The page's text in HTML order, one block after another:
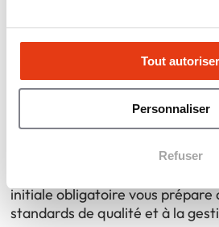
Tout autoriser
Personnaliser
Refuser
La première étape est de
zone d’implantation. Après un
le franchiseur, vous recevez le
l’état du réseau et vos
un emplacement conforme aux
initiale obligatoire vous prépare
standards de qualité et à la